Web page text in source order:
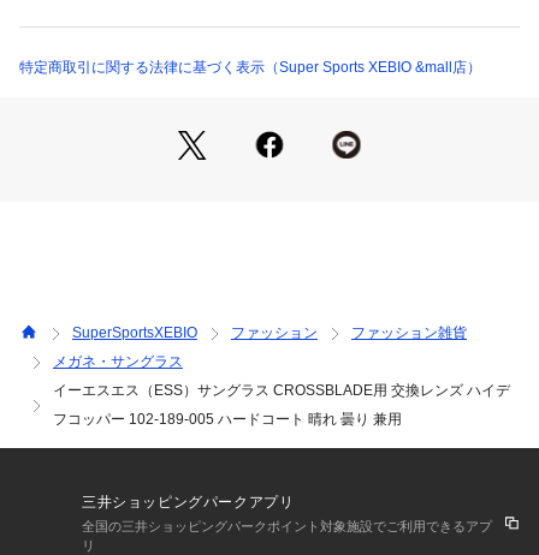
る、究極に曇りづらいコーティングです。
り、より頬に触れづらくなっています。
●メーカーカラー表記:ハイデフコッパー
※掲載の価格・製品のパッケージ・デザイン・仕様について、
予告なく変更することがあります。あらかじめご了承くださ
い。イーエスエス ESS メガネ 眼鏡 特殊レンズ ゴルフ ランニ
ング ジョギング マラソン 駅伝 トライアスロン 陸上 ロードレ
い 外出 お出かけ 散歩 買い物 ドライブ 運転 紫外線カット ア
イウェア フローコート
特定商取引に関する法律に基づく表示（Super Sports XEBIO &mall店）
SuperSportsXEBIO ファッション
ファッション雑貨
メガネ・サングラス
イーエスエス（ESS）サングラス CROSSBLADE用 交換レンズ ハイデ
フコッパー 102-189-005 ハードコート 晴れ 曇り 兼用
三井ショッピングパークアプリ
全国の三井ショッピングパークポイント対象施設でご利用できるアプ
リ